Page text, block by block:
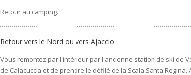
Retour au camping.
Retour vers le Nord ou vers Ajaccio
Vous remontez par l'intérieur par l'ancienne station de ski de
de Calacuccia et de prendre le défilé de la Scala Santa